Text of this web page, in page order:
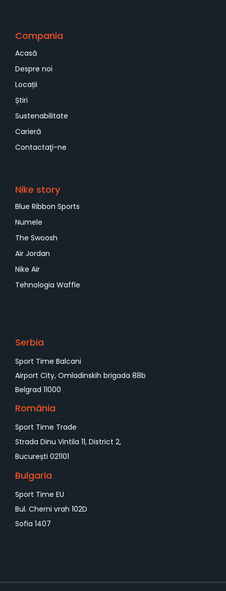
Compania
Acasă
Despre noi
Locații
Știri
Sustenabilitate
Carieră
Contactaţi-ne
Nike story
Blue Ribbon Sports
Numele
The Swoosh
Air Jordan
Nike Air
Tehnologia Waffle
Serbia
Sport Time Balcani
Airport City, Omladinskih brigada 88b
Belgrad 11000
România
Sport Time Trade
Strada Dinu Vintila 11, District 2,
București 021101
Bulgaria
Sport Time EU
Bul. Cherni vrah 102D
Sofia 1407